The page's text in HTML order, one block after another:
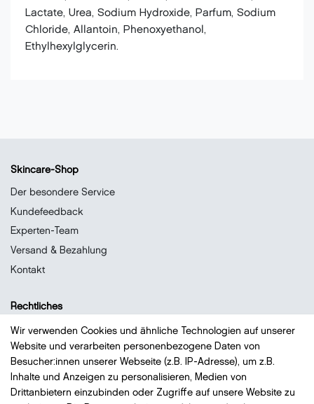
Lactate, Urea, Sodium Hydroxide, Parfum, Sodium
Chloride, Allantoin, Phenoxyethanol,
Ethylhexylglycerin.
Skincare-Shop
Der besondere Service
Kundefeedback
Experten-Team
Versand & Bezahlung
Kontakt
Rechtliches
Datenschutz
Impressum
Widerrufsrecht
AGB
Wir verwenden Cookies und ähnliche Technologien auf unserer
Website und verarbeiten personenbezogene Daten von
Besucher:innen unserer Webseite (z.B. IP-Adresse), um z.B.
Inhalte und Anzeigen zu personalisieren, Medien von
Drittanbietern einzubinden oder Zugriffe auf unsere Website zu